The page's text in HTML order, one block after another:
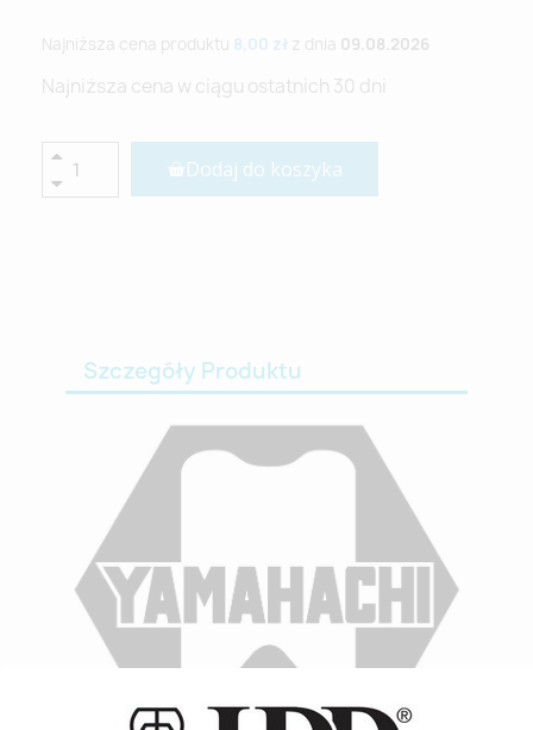
Najniższa cena produktu 8,00 zł z dnia 09.08.2026
Najniższa cena w ciągu ostatnich 30 dni
Dodaj do koszyka
Szczegóły Produktu